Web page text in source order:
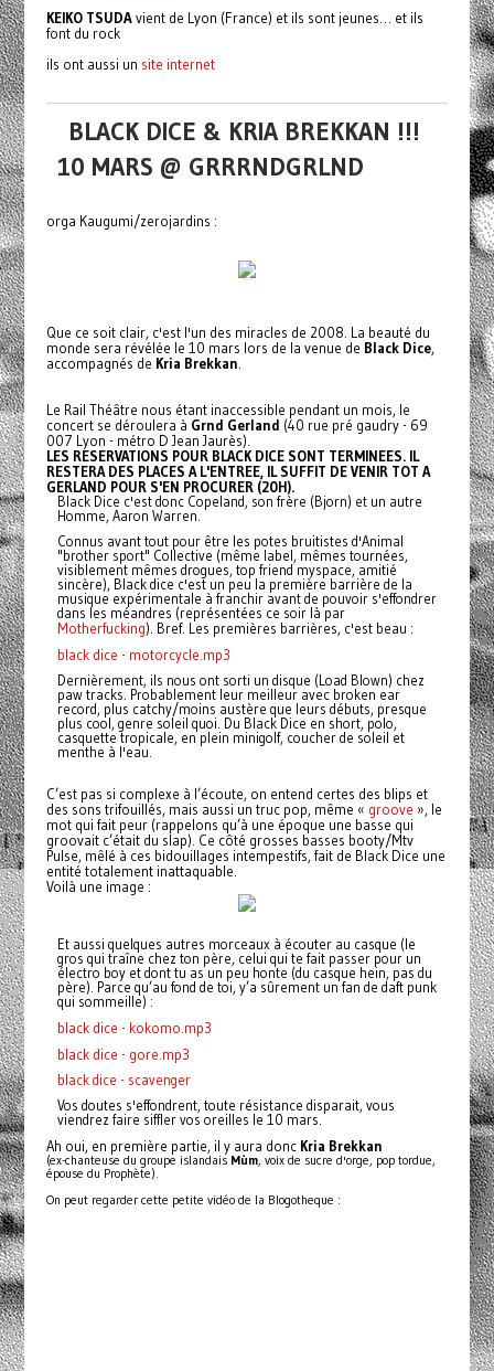
KEIKO TSUDAvient de Lyon (France) et ils sont jeunes… et ils
font du rock
ils ont aussi un site internet
BLACK DICE & KRIA BREKKAN !!!
10 MARS @ GRRRNDGRLND
orga Kaugumi/zerojardins :
Que ce soit clair, c'est l'un des miracles de 2008. La beauté du
monde sera révélée le 10 mars lors de la venue de Black Dice,
accompagnés de Kria Brekkan
Le Rail Théâtre nous étant inaccessible pendant un mois, le
concert se déroulera à Grnd Gerland (40 rue pré gaudry - 69
007 Lyon - métro D Jean Jaurès).
LES RESERVATIONS POUR BLACK DICE SONT TERMINEES. IL
RESTERA DES PLACES A L'ENTREE, IL SUFFIT DE VENIR TOT A
GERLAND POUR S'EN PROCURER (20H).
Black Dice c'est donc Copeland, son frère (Bjorn) et un autre
Homme, Aaron Warren.
Connus avant tout pour être les potes bruitistes d'Animal
"brother sport" Collective (même label, mêmes tournées,
visiblement mêmes drogues, top friend myspace, amitié
sincère), Black dice c'est un peu la première barrière de la
musique expérimentale à franchir avant de pouvoir s'effondrer
dans les méandres (représentées ce soir là par
Motherfucking). Bref. Les premières barrières, c'est beau :
black dice - motorcycle.mp3
Dernièrement, ils nous ont sorti un disque (Load Blown) chez
paw tracks. Probablement leur meilleur avec broken ear
record, plus catchy/moins austère que leurs débuts, presque
plus cool, genre soleil quoi. Du Black Dice en short, polo,
casquette tropicale, en plein minigolf, coucher de soleil et
menthe à l'eau.
C’est pas si complexe à l’écoute, on entend certes des blips et
des sons trifouillés, mais aussi un truc pop, même « groove », le
mot qui fait peur (rappelons qu’à une époque une basse qui
groovait c’était du slap). Ce côté grosses basses booty/Mtv
Pulse, mêlé à ces bidouillages intempestifs, fait de Black Dice une
entité totalement inattaquable.
Voilà une image :
Et aussi quelques autres morceaux à écouter au casque (le
gros qui traîne chez ton père, celui qui te fait passer pour un
électro boy et dont tu as un peu honte (du casque hein, pas du
père). Parce qu’au fond de toi, y’a sûrement un fan de daft punk
qui sommeille) :
black dice - kokomo.mp3
black dice - gore.mp3
black dice - scavenger
Vos doutes s'effondrent, toute résistance disparait, vous
viendrez faire siffler vos oreilles le 10 mars.
Ah oui, en première partie, il y aura donc Kria Brekkan
(ex-chanteuse du groupe islandais Mùm, voix de sucre d'orge, pop tordue,
épouse du Prophète).
On peut regarder cette petite vidéo de la Blogotheque :